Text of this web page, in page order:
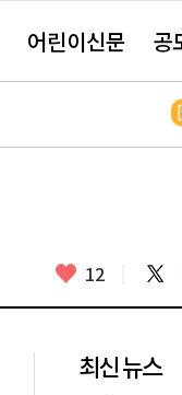
어린이신문 공
좋
요
12 트
위
터
최신 뉴스